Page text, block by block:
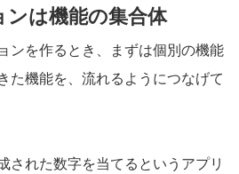
は機能の集合体
ンを作るとき、まずは個別の機能
た機能を、流れるようにつなげて
された数字を当てるというアプリ